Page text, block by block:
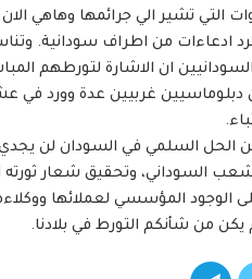
التي تشير الي جرائمها وهاهي
ادعاءات من اطراف سودانية.
ان الاشارة لتورطهم
غربيين عدة وورد في
عن الحل السلمي في السودان لن
السوداني، وتحقيق شعار ثورته
الوجود المؤسسي لعملائها
من شأنكم التورط في بلادنا.